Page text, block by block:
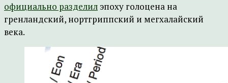
официально разделил эпоху голоцена на
гренландский, нортгриппский и мегхалайский
века.